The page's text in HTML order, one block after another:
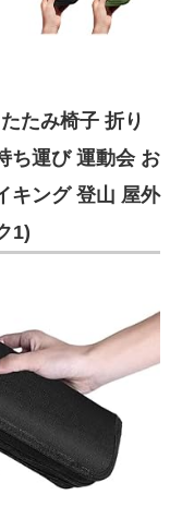
たみ椅子 折り
ち運び 運動会 お
キング 登山 屋外
1)